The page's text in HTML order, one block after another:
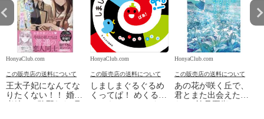
HonyaClub.com
この販売店の送料について
王太子妃になんてな
りたくない！！ 婚約
HonyaClub.com
この販売店の送料について
しましまぐるぐるめ
くってぱ！ めくるし
HonyaClub.com
この販売店の送料について
あの花が咲く丘で、
君とまた出会えた